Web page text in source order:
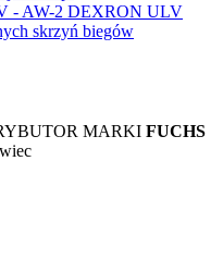
- AW-2 DEXRON ULV
skrzyń biegów
MARKI FUCHS